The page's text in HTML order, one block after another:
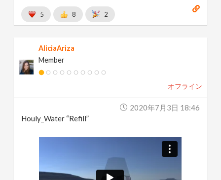
5 8 2
AliciaAriza
Member
オフライン
2020年7月3日 18:46
Houly_Water “Refill”